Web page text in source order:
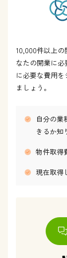
10,000件以上
なたの開業に
に必要な費用
ましょう。
自分の業
きるか知
物件取得
現在取得